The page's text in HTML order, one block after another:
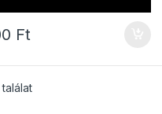
Ft
találat